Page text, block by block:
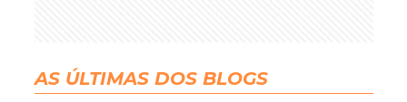
AS ÚLTIMAS DOS BLOGS